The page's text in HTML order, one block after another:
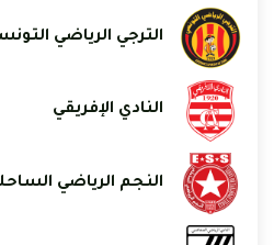
الترجي الرياضي
النادي الإفريقي
النجم الرياضي